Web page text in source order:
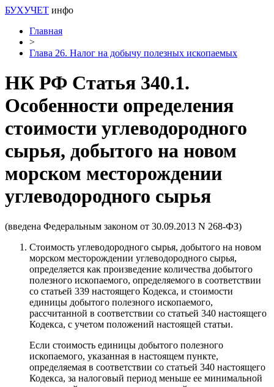
БУХУЧЕТ инфо
Главная
>
Глава 26. Налог на добычу полезных ископаемых
НК РФ Статья 340.1.
Особенности определения
стоимости углеводородного
сырья, добытого на новом
морском месторождении
углеводородного сырья
(введена Федеральным законом от 30.09.2013 N 268-ФЗ)
Стоимость углеводородного сырья, добытого на новом
морском месторождении углеводородного сырья,
определяется как произведение количества добытого
полезного ископаемого, определяемого в соответствии
со статьей 339 настоящего Кодекса, и стоимости
единицы добытого полезного ископаемого,
рассчитанной в соответствии со статьей 340 настоящего
Кодекса, с учетом положений настоящей статьи.
Если стоимость единицы добытого полезного
ископаемого, указанная в настоящем пункте,
определяемая в соответствии со статьей 340 настоящего
Кодекса, за налоговый период меньше ее минимальной